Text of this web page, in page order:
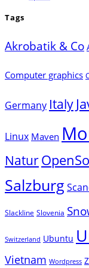
Tags
Akrobatik & Co
Computer graphics
Germany Italy
Linux Maven
Natur
Salzburg
Slackline Slovenia
Switzerland Ubuntu
Vietnam Wordpress